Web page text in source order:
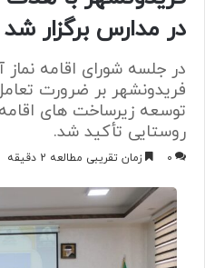
در مدارس برگزار شد
در جلسه شورای اقامه
فریدونشهر بر ضرورت
توسعه زیرساخت های
روستایی تأکید شد.
0 زمان تقریبی مطالعه 2 دقیقه